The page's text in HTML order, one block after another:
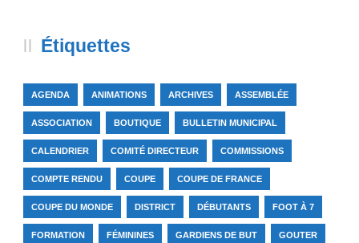
Étiquettes
AGENDA ANIMATIONS ARCHIVES ASSEMBLÉE
ASSOCIATION BOUTIQUE BULLETIN MUNICIPAL
CALENDRIER COMITÉ DIRECTEUR COMMISSIONS
COMPTE RENDU COUPE COUPE DE FRANCE
COUPE DU MONDE DISTRICT DÉBUTANTS FOOT À 7
FORMATION FÉMININES GARDIENS DE BUT GOUTER